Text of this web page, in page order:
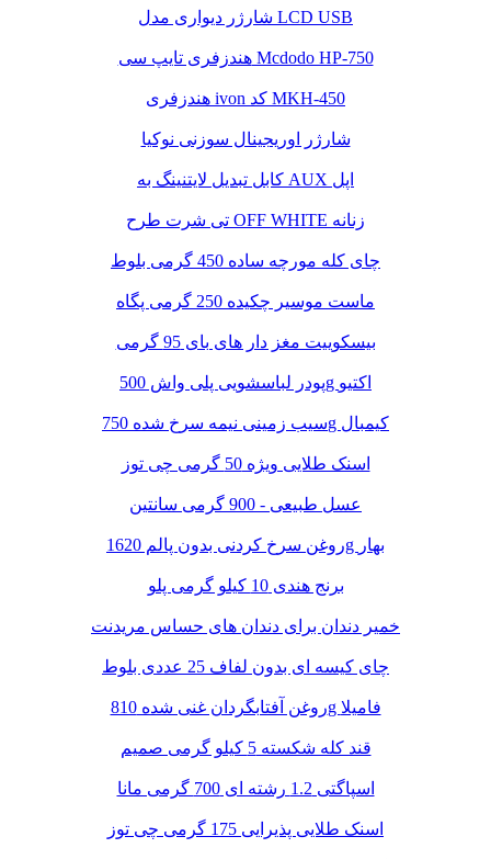
شارژر دیواری مدل LCD USB
هندزفری تایپ سی Mcdodo HP-750
هندزفری ivon کد MKH-450
شارژر اوریجینال سوزنی نوکیا
کابل تبدیل لایتنینگ به AUX اپل
تی شرت طرح OFF WHITE زنانه
چای کله مورچه ساده 450 گرمی بلوط
ماست موسیر چکیده 250 گرمی پگاه
بیسکوییت مغز دار های بای 95 گرمی
پودر لباسشویی پلی واش 500g اکتیو
سیب زمینی نیمه سرخ شده 750g کیمبال
اسنک طلایی ویژه 50 گرمی چی توز
عسل طبیعی - 900 گرمی سانتین
روغن سرخ کردنی بدون پالم 1620g بهار
برنج هندی 10 کیلو گرمی پلو
خمیر دندان برای دندان های حساس مریدنت
چای کیسه ای بدون لفاف 25 عددی بلوط
روغن آفتابگردان غنی شده 810g فامیلا
قند کله شکسته 5 کیلو گرمی صمیم
اسپاگتی 1.2 رشته ای 700 گرمی مانا
اسنک طلایی پذیرایی 175 گرمی چی توز